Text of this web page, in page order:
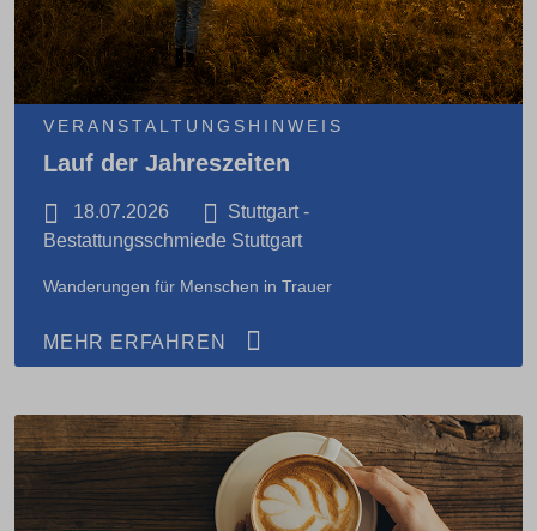
VERANSTALTUNGSHINWEIS
Lauf der Jahreszeiten
18.07.2026
Stuttgart -
Bestattungsschmiede Stuttgart
Wanderungen für Menschen in Trauer
MEHR ERFAHREN